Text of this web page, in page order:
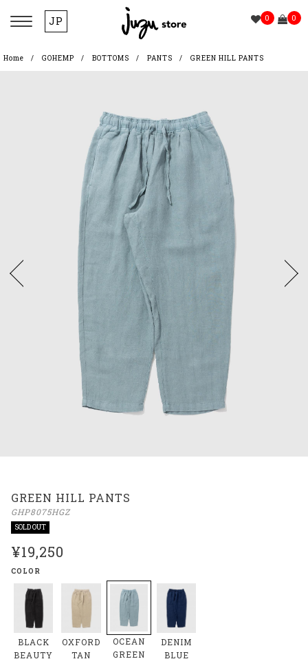
JP 0 0
Home GOHEMP BOTTOMS PANTS GREEN HILL PANTS
GREEN HILL PANTS
GHP8075HGZ
SOLD OUT
¥19,250
COLOR
BLACK
BEAUTY
OXFORD
TAN
OCEAN
GREEN
DENIM
BLUE